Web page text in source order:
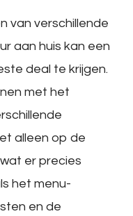
van verschillende
aan huis kan een
deal te krijgen.
met het
alleen op de
er precies
het menu-
en de